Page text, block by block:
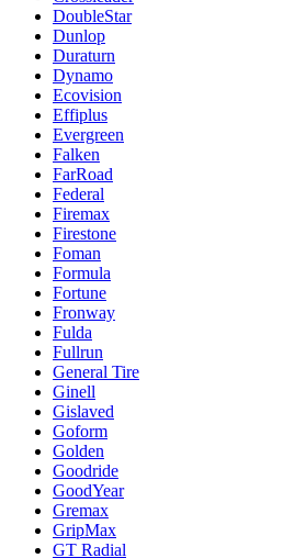
DoubleStar
Dunlop
Duraturn
Dynamo
Ecovision
Effiplus
Evergreen
Falken
FarRoad
Federal
Firemax
Firestone
Foman
Formula
Fortune
Fronway
Fulda
Fullrun
General Tire
Ginell
Gislaved
Goform
Golden
Goodride
GoodYear
Gremax
GripMax
GT Radial